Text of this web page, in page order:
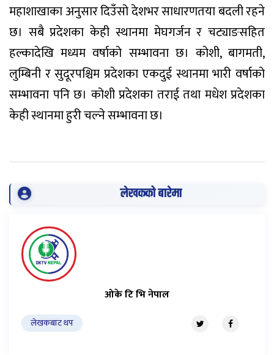
महाशाखाका अनुसार दिउँसो देशभर साधारणतया बदली रहने
छ। सबै प्रदेशका केही स्थानमा मेघगर्जन र चट्याङसहित
हल्कादेखि मध्यम वर्षाको सम्भावना छ। कोशी, बागमती,
लुम्बिनी र सुदूरपश्चिम प्रदेशका एकदुई स्थानमा भारी वर्षाको
सम्भावना पनि छ। कोशी प्रदेशका तराई तथा मधेश प्रदेशका
केही स्थानमा हुरी चल्ने सम्भावना छ।
लेखकको बारेमा
ओके टि भि नेपाल
लेखकबाट थप